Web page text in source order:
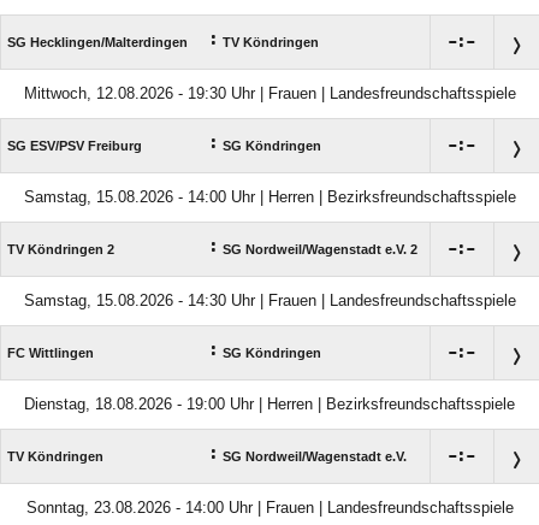
SG Hecklingen/​Malterdingen : TV Köndringen :
Mittwoch, 12.08.2026 - 19:30 Uhr | Frauen | Landesfreundschaftsspiele
SG ESV/​PSV Freiburg : SG Köndringen :
Samstag, 15.08.2026 - 14:00 Uhr | Herren | Bezirksfreundschaftsspiele
TV Köndringen 2 : SG Nordweil/​Wagenstadt e.V. 2 :
Samstag, 15.08.2026 - 14:30 Uhr | Frauen | Landesfreundschaftsspiele
FC Wittlingen : SG Köndringen :
Dienstag, 18.08.2026 - 19:00 Uhr | Herren | Bezirksfreundschaftsspiele
TV Köndringen : SG Nordweil/​Wagenstadt e.V. :
Sonntag, 23.08.2026 - 14:00 Uhr | Frauen | Landesfreundschaftsspiele